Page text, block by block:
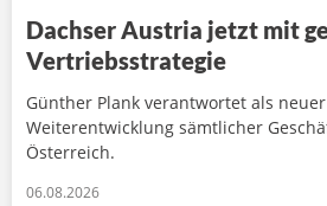
Dachser Austria jetzt mit
Vertriebsstrategie
Günther Plank verantwortet als
Weiterentwicklung sämtlicher
Österreich.
06.08.2026